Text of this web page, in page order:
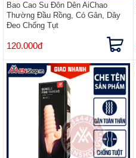
Bao Cao Su Đôn Dên AiChao
Thường Đầu Rồng, Có Gân, Dây
Đeo Chống Tụt
120.000đ